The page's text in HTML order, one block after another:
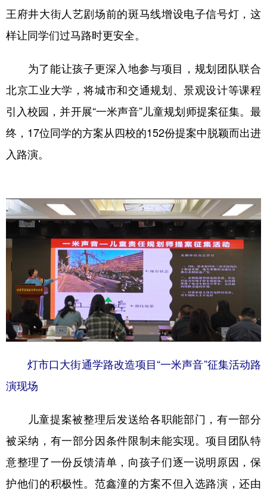
王府井大街人艺剧场前的斑马线增设电子信号灯，这
样让同学们过马路时更安全。
为了能让孩子更深入地参与项目，规划团队联合
北京工业大学，将城市和交通规划、景观设计等课程
引入校园，并开展“一米声音”儿童规划师提案征集。最
终，17位同学的方案从四校的152份提案中脱颖而出进
入路演。
灯市口大街通学路改造项目“一米声音”征集活动路
演现场
儿童提案被整理后发送给各职能部门，有一部分
被采纳，有一部分因条件限制未能实现。项目团队特
意整理了一份反馈清单，向孩子们逐一说明原因，保
护他们的积极性。范鑫潼的方案不但入选路演，还由